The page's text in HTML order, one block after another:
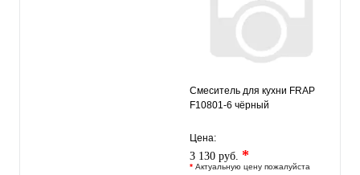
Смеситель для кухни FRAP
F10801-6 чёрный
Цена:
3 130 руб. *
* Актуальную цену пожалуйста